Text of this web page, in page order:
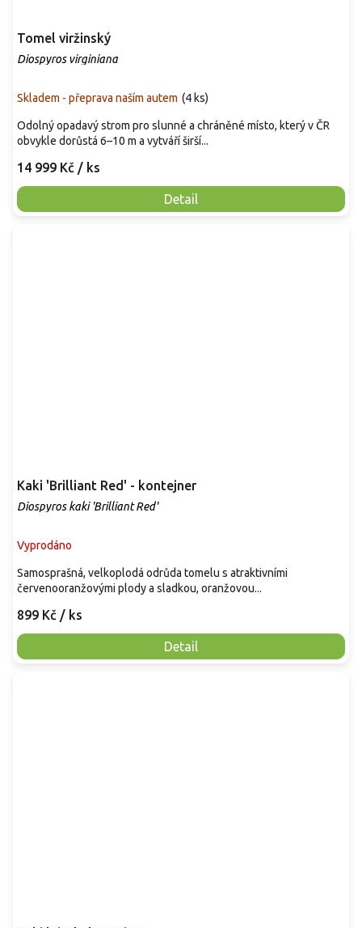
Tomel viržinský
Diospyros virginiana
Skladem - přeprava naším autem (4 ks)
14 999 Kč / ks
Detail
Odolný opadavý strom pro slunné a chráněné místo, který v ČR
obvykle dorůstá 6–10 m a vytváří širší...
Kaki 'Brilliant Red' - kontejner
Diospyros kaki 'Brilliant Red'
Vyprodáno
899 Kč / ks
Detail
Samosprašná, velkoplodá odrůda tomelu s atraktivními
červenooranžovými plody a sladkou, oranžovou...